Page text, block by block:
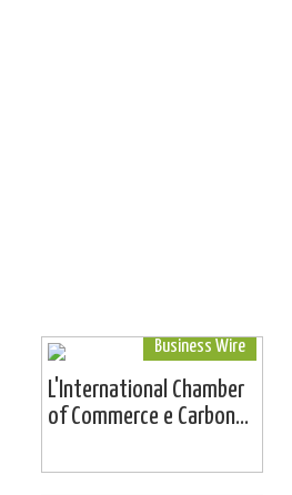
Business Wire
L'International Chamber
of Commerce e Carbon...